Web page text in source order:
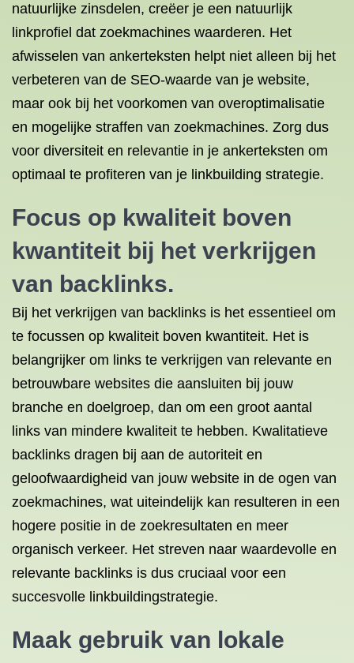
natuurlijke zinsdelen, creëer je een natuurlijk
linkprofiel dat zoekmachines waarderen. Het
afwisselen van ankerteksten helpt niet alleen bij het
verbeteren van de SEO-waarde van je website,
maar ook bij het voorkomen van overoptimalisatie
en mogelijke straffen van zoekmachines. Zorg dus
voor diversiteit en relevantie in je ankerteksten om
optimaal te profiteren van je linkbuilding strategie.
Focus op kwaliteit boven
kwantiteit bij het verkrijgen
van backlinks.
Bij het verkrijgen van backlinks is het essentieel om
te focussen op kwaliteit boven kwantiteit. Het is
belangrijker om links te verkrijgen van relevante en
betrouwbare websites die aansluiten bij jouw
branche en doelgroep, dan om een groot aantal
links van mindere kwaliteit te hebben. Kwalitatieve
backlinks dragen bij aan de autoriteit en
geloofwaardigheid van jouw website in de ogen van
zoekmachines, wat uiteindelijk kan resulteren in een
hogere positie in de zoekresultaten en meer
organisch verkeer. Het streven naar waardevolle en
relevante backlinks is dus cruciaal voor een
succesvolle linkbuildingstrategie.
Maak gebruik van lokale